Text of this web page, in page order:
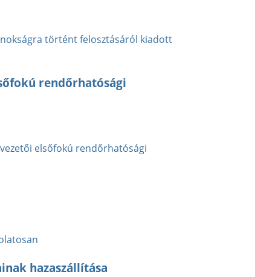
történt felosztásáról kiadott
rendőrhatósági
elsőfokú rendőrhatósági
hazaszállítása